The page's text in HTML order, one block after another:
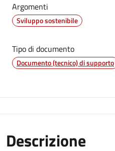
Argomenti
Sviluppo sostenibile
Tipo di documento
Documento (tecnico) di supporto
Descrizione